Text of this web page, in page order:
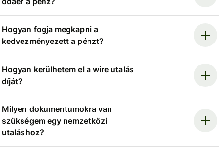
Hogyan fogja megkapni a
kedvezményezett a pénzt?
Hogyan kerülhetem el a wire utalás
díját?
Milyen dokumentumokra van
szükségem egy nemzetközi
utaláshoz?